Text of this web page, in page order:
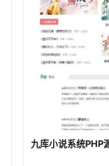
九库小说系统PHP